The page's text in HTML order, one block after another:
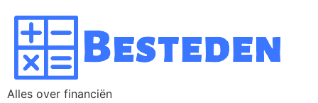
Alles over financiën